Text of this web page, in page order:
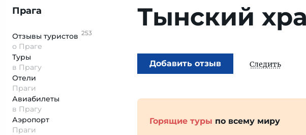
Прага
Отзывы туристов 253
о Праге
Туры
в Прагу
Отели
Праги
Авиабилеты
в Прагу
Аэропорт
Праги
Тынский
Добавить отзыв Следить
Горящие туры по всему миру